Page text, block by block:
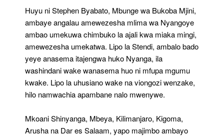
Huyu ni Stephen Byabato, Mbunge wa Bukoba Mjini,
ambaye angalau amewezesha mlima wa Nyangoye
ambao umekuwa chimbuko la ajali kwa miaka mingi,
amewezesha umekatwa. Lipo la Stendi, ambalo bado
yeye anasema itajengwa huko Nyanga, ila
washindani wake wanasema huo ni mfupa mgumu
kwake. Lipo la uhusiano wake na viongozi wenzake,
hilo namwachia apambane nalo mwenywe.
Mkoani Shinyanga, Mbeya, Kilimanjaro, Kigoma,
Arusha na Dar es Salaam, yapo majimbo ambayo